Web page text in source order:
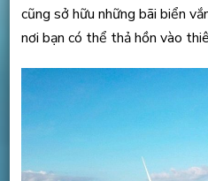
cũng sở hữu những bãi biển
nơi bạn có thể thả hồn vào